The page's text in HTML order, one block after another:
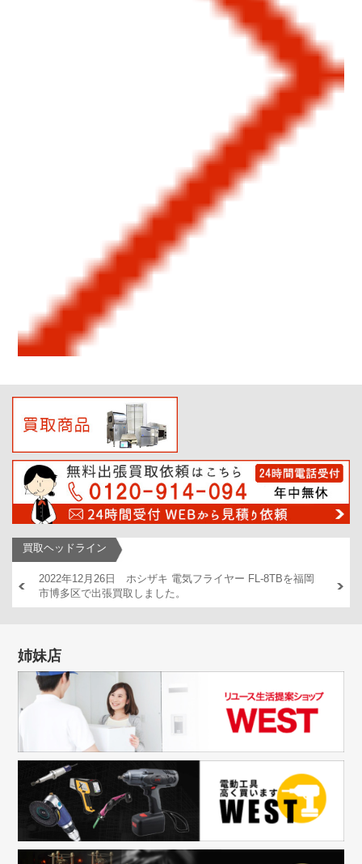
買取ヘッドライン
2022年12月26日 ホシザキ 電気フライヤー FL-8TBを福岡
市博多区で出張買取しました。
出張買
姉妹店